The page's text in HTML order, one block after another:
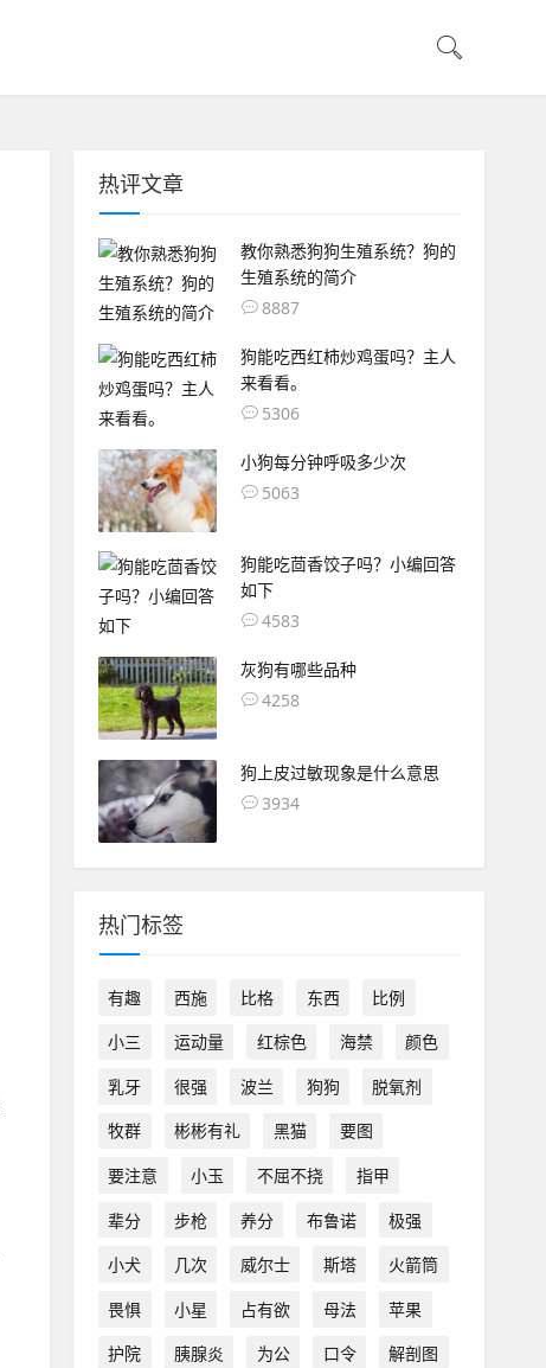
热评文章
教你熟悉狗狗生殖系统？狗的
生殖系统的简介
8887
狗能吃西红柿炒鸡蛋吗？主人
来看看。
5306
小狗每分钟呼吸多少次
5063
狗能吃茴香饺子吗？小编回答
如下
4583
灰狗有哪些品种
4258
狗上皮过敏现象是什么意思
3934
热门标签
有趣 西施 比格 东西
比例
小三
运动量 红棕色 海禁
颜色
乳牙
很强 波兰 狗狗
脱氧剂
牧群
彬彬有礼 黑猫
要图
要注意
小玉 不屈不挠
指甲
辈分
步枪 养分 布鲁诺
极强
小犬
几次 威尔士 斯塔
火箭筒
畏惧
小星 占有欲 母法
苹果
护院
胰腺炎 为公 口令
解剖图